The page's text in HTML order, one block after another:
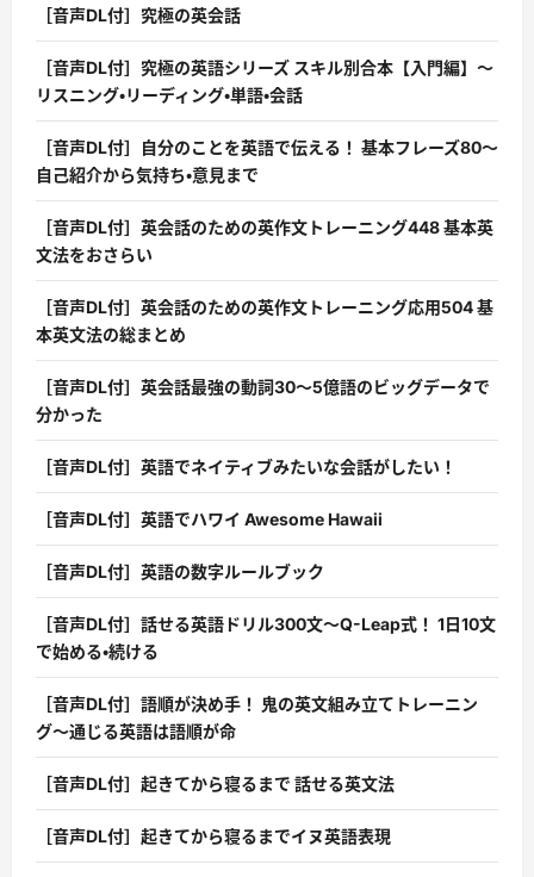
［音声DL付］究極の英会話
［音声DL付］究極の英語シリーズ スキル別合本【入門編】〜
リスニング・リーディング・単語・会話
［音声DL付］自分のことを英語で伝える！ 基本フレーズ80〜
自己紹介から気持ち・意見まで
［音声DL付］英会話のための英作文トレーニング448 基本英
文法をおさらい
［音声DL付］英会話のための英作文トレーニング応用504 基
本英文法の総まとめ
［音声DL付］英会話最強の動詞30〜5億語のビッグデータで
分かった
［音声DL付］英語でネイティブみたいな会話がしたい！
［音声DL付］英語でハワイ Awesome Hawaii
［音声DL付］英語の数字ルールブック
［音声DL付］話せる英語ドリル300文〜Q-Leap式！ 1日10文
で始める・続ける
［音声DL付］語順が決め手！ 鬼の英文組み立てトレーニン
グ〜通じる英語は語順が命
［音声DL付］起きてから寝るまで 話せる英文法
［音声DL付］起きてから寝るまでイヌ英語表現